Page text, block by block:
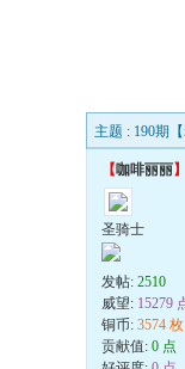
主题 : 190期
【咖啡丽丽】
圣骑士
发帖: 2510
威望: 15279
铜币: 3574 枚
贡献值: 0 点